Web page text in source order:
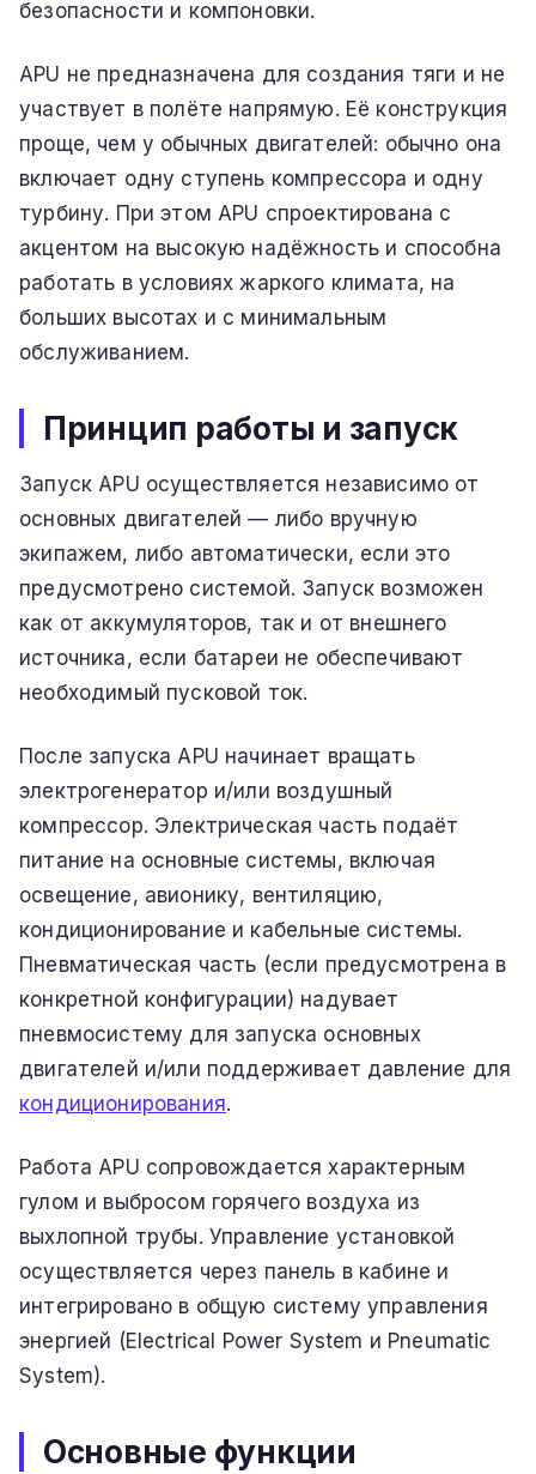
безопасности и компоновки.
APU не предназначена для создания тяги и не
участвует в полёте напрямую. Её конструкция
проще, чем у обычных двигателей: обычно она
включает одну ступень компрессора и одну
турбину. При этом APU спроектирована с
акцентом на высокую надёжность и способна
работать в условиях жаркого климата, на
больших высотах и с минимальным
обслуживанием.
Принцип работы и запуск
Запуск APU осуществляется независимо от
основных двигателей — либо вручную
экипажем, либо автоматически, если это
предусмотрено системой. Запуск возможен
как от аккумуляторов, так и от внешнего
источника, если батареи не обеспечивают
необходимый пусковой ток.
После запуска APU начинает вращать
электрогенератор и/или воздушный
компрессор. Электрическая часть подаёт
питание на основные системы, включая
освещение, авионику, вентиляцию,
кондиционирование и кабельные системы.
Пневматическая часть (если предусмотрена в
конкретной конфигурации) надувает
пневмосистему для запуска основных
двигателей и/или поддерживает давление для
кондиционирования.
Работа APU сопровождается характерным
гулом и выбросом горячего воздуха из
выхлопной трубы. Управление установкой
осуществляется через панель в кабине и
интегрировано в общую систему управления
энергией (Electrical Power System и Pneumatic
System).
Основные функции